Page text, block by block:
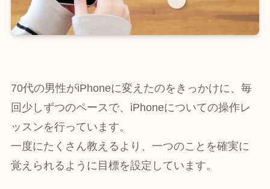
70代の男性がiPhoneに変えたのをきっかけに、毎
回少しずつのペースで、iPhoneについての操作レ
ッスンを行っています。
一度にたくさん教えるより、一つのことを確実に
覚えられるように目標を設定しています。